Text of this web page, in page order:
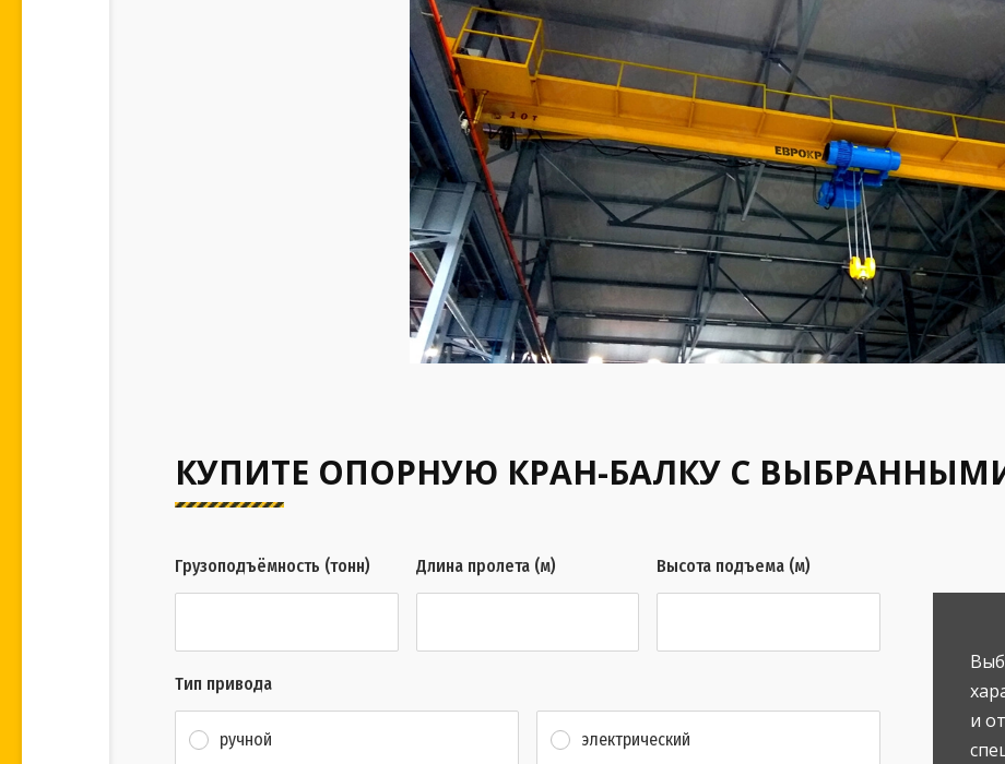
КУПИТЕ ОПОРНУЮ КРАН-БАЛКУ С
Грузоподъёмность (тонн) Длина пролета (м) Высота подъема (м)
Тип привода
ручной электрический
и